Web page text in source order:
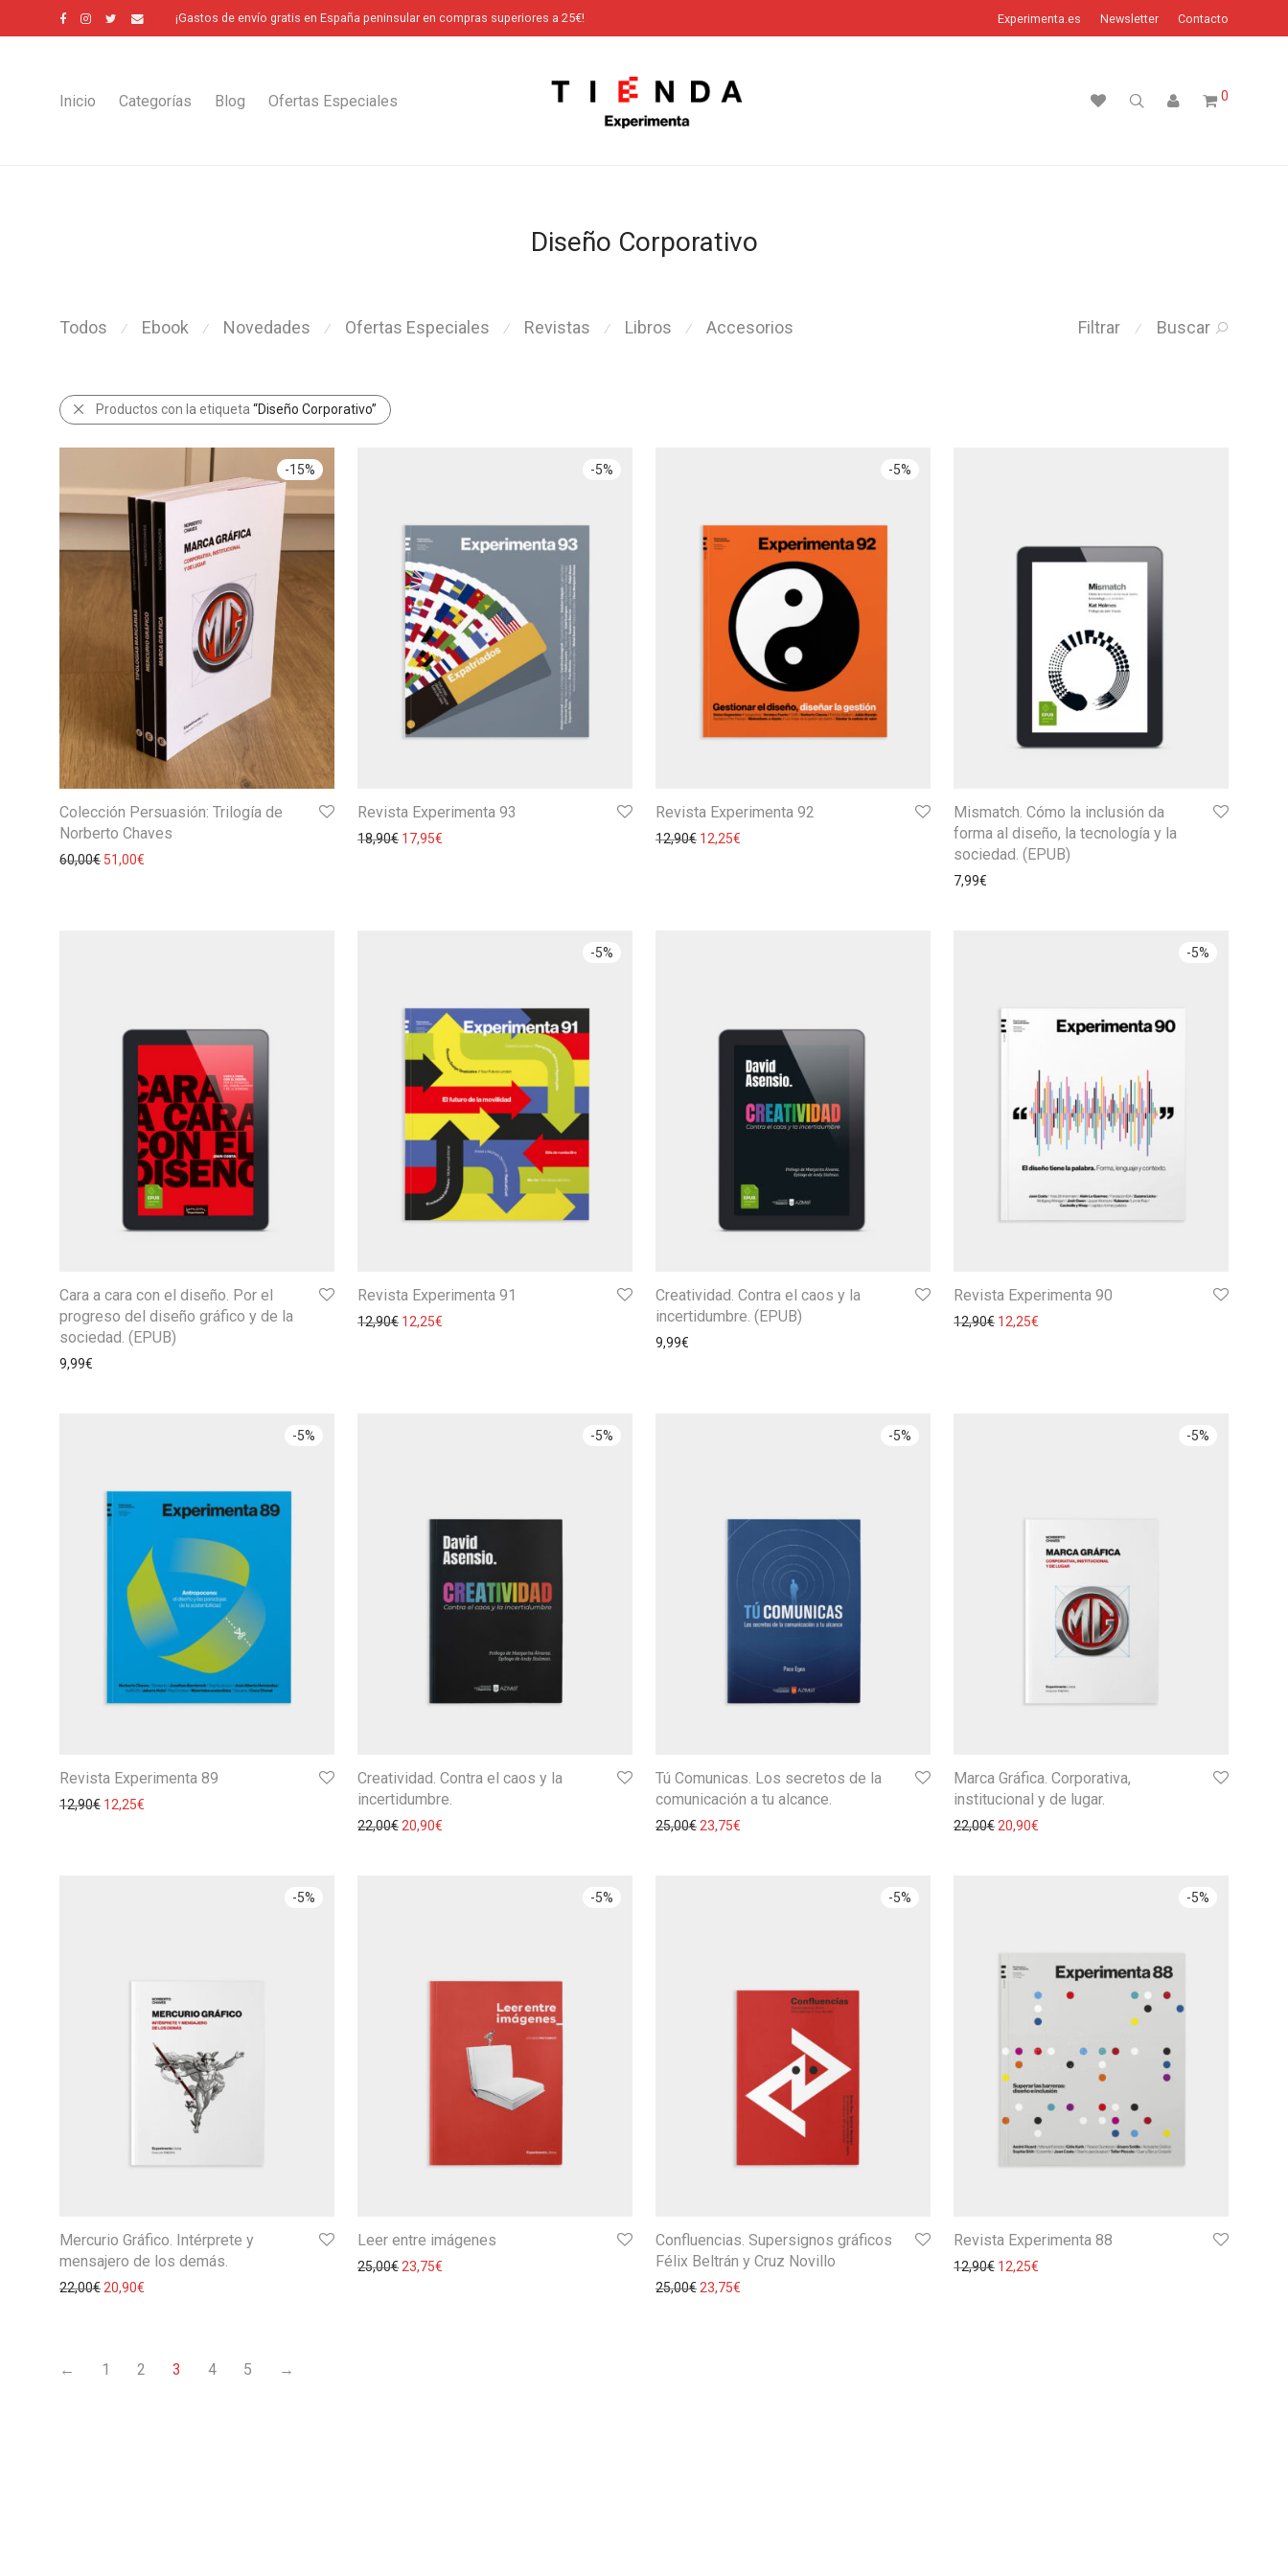
¡Gastos de envío gratis en España peninsular en compras superiores a 25€! Experimenta.es Newsletter Contacto
Inicio Categorías Blog Ofertas Especiales 0
Diseño Corporativo
Filtrar ⁄ Buscar
Todos ⁄ Ebook ⁄ Novedades ⁄ Ofertas Especiales ⁄ Revistas ⁄ Libros ⁄ Accesorios
Productos con la etiqueta “Diseño Corporativo”
-15%
Colección Persuasión: Trilogía de
Norberto Chaves
60,00€ 51,00€
-5%
Revista Experimenta 93
18,90€ 17,95€
-5%
Revista Experimenta 92
12,90€ 12,25€
Mismatch. Cómo la inclusión da
forma al diseño, la tecnología y la
sociedad. (EPUB)
7,99€
Cara a cara con el diseño. Por el
progreso del diseño gráfico y de la
sociedad. (EPUB)
9,99€
-5%
Revista Experimenta 91
12,90€ 12,25€
Creatividad. Contra el caos y la
incertidumbre. (EPUB)
9,99€
-5%
Revista Experimenta 90
12,90€ 12,25€
-5%
Revista Experimenta 89
12,90€ 12,25€
-5%
Creatividad. Contra el caos y la
incertidumbre.
22,00€ 20,90€
-5%
Tú Comunicas. Los secretos de la
comunicación a tu alcance.
25,00€ 23,75€
-5%
Marca Gráfica. Corporativa,
institucional y de lugar.
22,00€ 20,90€
-5%
Mercurio Gráfico. Intérprete y
mensajero de los demás.
22,00€ 20,90€
-5%
Leer entre imágenes
25,00€ 23,75€
-5%
Confluencias. Supersignos gráficos
Félix Beltrán y Cruz Novillo
25,00€ 23,75€
-5%
Revista Experimenta 88
12,90€ 12,25€
← 1 2 3 4 5 →